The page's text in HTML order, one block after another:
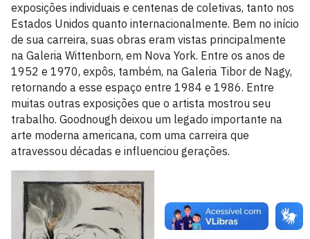
exposições individuais e centenas de coletivas, tanto nos
Estados Unidos quanto internacionalmente. Bem no início
de sua carreira, suas obras eram vistas principalmente
na Galeria Wittenborn, em Nova York. Entre os anos de
1952 e 1970, expôs, também, na Galeria Tibor de Nagy,
retornando a esse espaço entre 1984 e 1986. Entre
muitas outras exposições que o artista mostrou seu
trabalho. Goodnough deixou um legado importante na
arte moderna americana, com uma carreira que
atravessou décadas e influenciou gerações.